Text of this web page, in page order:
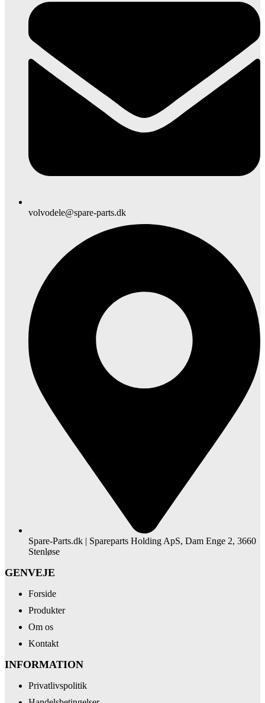
volvodele@spare-parts.dk
Spare-Parts.dk | Spareparts Holding ApS, Dam Enge 2, 3660
Stenløse
GENVEJE
Forside
Produkter
Om os
Kontakt
INFORMATION
Privatlivspolitik